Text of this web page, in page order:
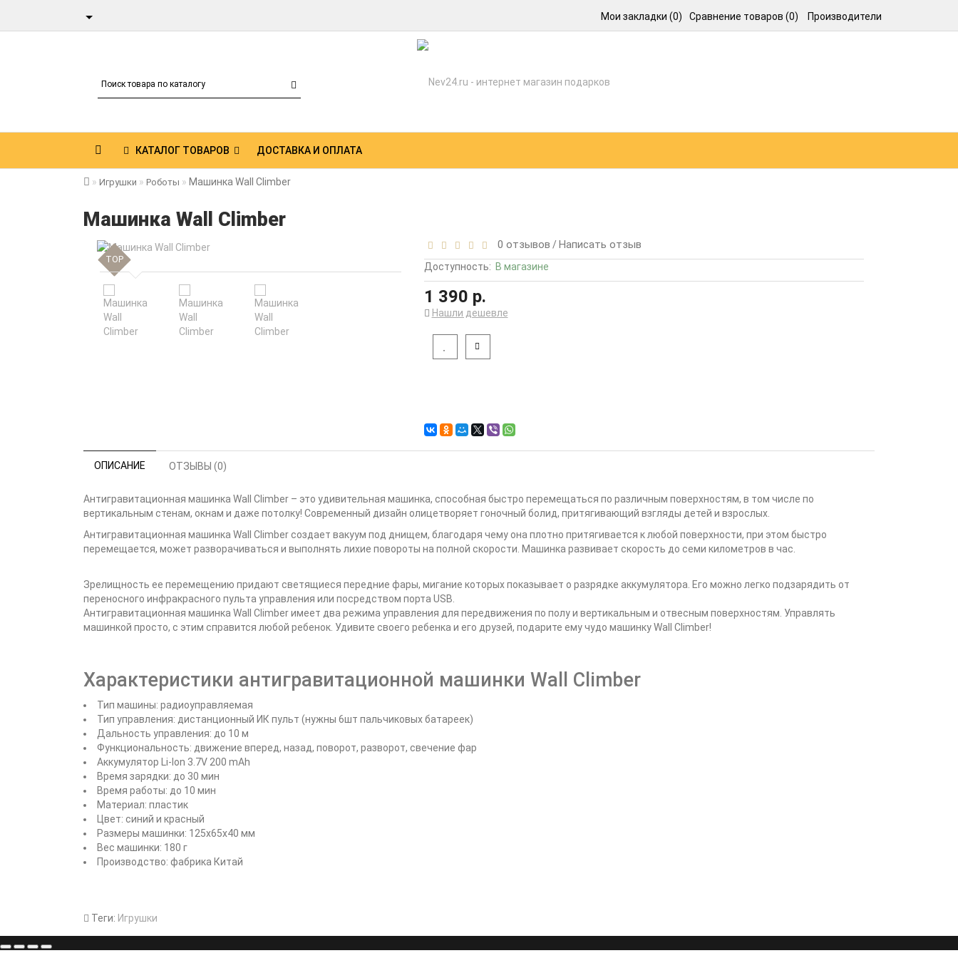
Мои закладки (0) Сравнение товаров (0) Производители
КАТАЛОГ ТОВАРОВ ДОСТАВКА И ОПЛАТА
Игрушки Роботы Машинка Wall Climber
Машинка Wall Climber
TOP
0 отзывов / Написать отзыв
Доступность: В магазине
1 390 р.
Нашли дешевле
ОПИСАНИЕ ОТЗЫВЫ (0)
Антигравитационная машинка Wall Climber – это удивительная машинка, способная быстро перемещаться по различным поверхностям, в том числе по
вертикальным стенам, окнам и даже потолку! Современный дизайн олицетворяет гоночный болид, притягивающий взгляды детей и взрослых.
Антигравитационная машинка Wall Climber создает вакуум под днищем, благодаря чему она плотно притягивается к любой поверхности, при этом быстро
перемещается, может разворачиваться и выполнять лихие повороты на полной скорости. Машинка развивает скорость до семи километров в час.
Зрелищность ее перемещению придают светящиеся передние фары, мигание которых показывает о разрядке аккумулятора. Его можно легко подзарядить от
переносного инфракрасного пульта управления или посредством порта USB.
Антигравитационная машинка Wall Climber имеет два режима управления для передвижения по полу и вертикальным и отвесным поверхностям. Управлять
машинкой просто, с этим справится любой ребенок. Удивите своего ребенка и его друзей, подарите ему чудо машинку Wall Climber!
Характеристики антигравитационной машинки Wall Climber
Тип машины: радиоуправляемая
Тип управления: дистанционный ИК пульт (нужны 6шт пальчиковых батареек)
Дальность управления: до 10 м
Функциональность: движение вперед, назад, поворот, разворот, свечение фар
Аккумулятор Li-Ion 3.7V 200 mAh
Время зарядки: до 30 мин
Время работы: до 10 мин
Материал: пластик
Цвет: синий и красный
Размеры машинки: 125х65х40 мм
Вес машинки: 180 г
Производство: фабрика Китай
Теги: Игрушки